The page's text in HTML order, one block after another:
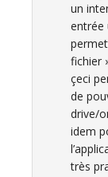
un
entrée
fichier
çeci
de
drive/
idem
très